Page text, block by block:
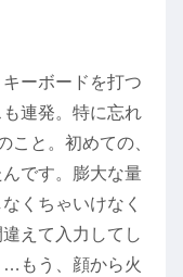
ーボードを打つ
連発。特に忘れ
こと。初めての、
です。膨大な量
くちゃいけなく
えて入力してし
…もう、顔から火